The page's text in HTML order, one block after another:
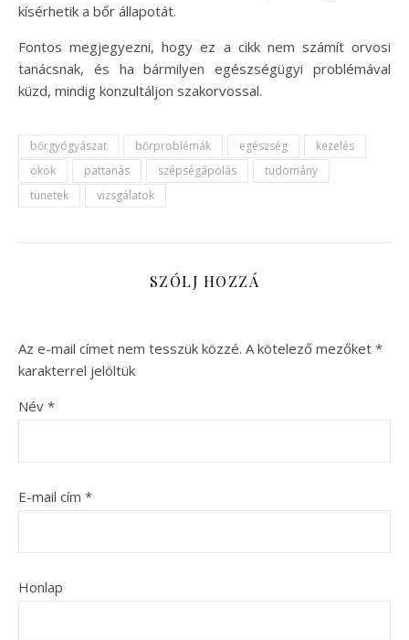
kísérhetik a bőr állapotát.
Fontos megjegyezni, hogy ez a cikk nem számít orvosi
tanácsnak, és ha bármilyen egészségügyi problémával
küzd, mindig konzultáljon szakorvossal.
bőrgyógyászat bőrproblémák egészség
kezelés
okok
pattanás szépségápolás
tudomány
tünetek
vizsgálatok
SZÓLJ HOZZÁ
Az e-mail címet nem tesszük közzé. A kötelező mezőket *
karakterrel jelöltük
Név *
E-mail cím *
Honlap